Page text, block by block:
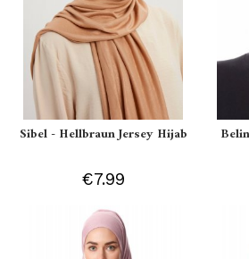
Sibel - Hellbraun Jersey Hijab
€7.99